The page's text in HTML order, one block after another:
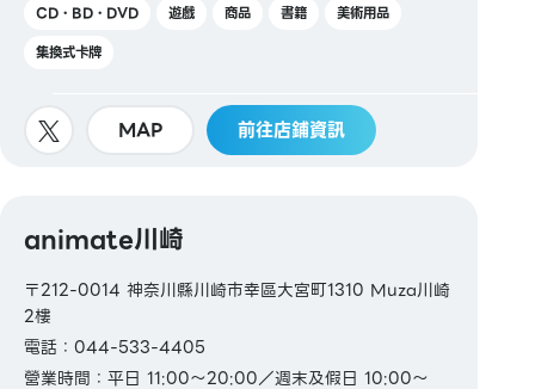
CD・BD・DVD 遊戲 商品 書籍
美術用品
集換式卡牌
MAP 前往店鋪資訊
animate川崎
〒212-0014 神奈川縣川崎市幸區大宮町1310 Muza川崎
2樓
電話：044-533-4405
營業時間：平日 11:00～20:00／週末及假日 10:00～